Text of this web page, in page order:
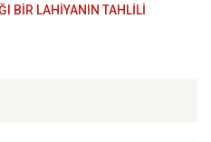
BİR LAHİYANIN TAHLİLİ